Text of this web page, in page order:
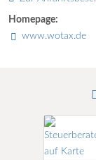
Homepage:
www.wotax.de